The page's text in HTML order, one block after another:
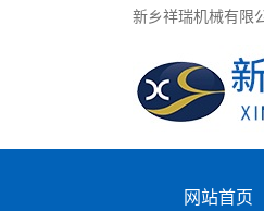
新乡祥瑞机械有限
网站首页